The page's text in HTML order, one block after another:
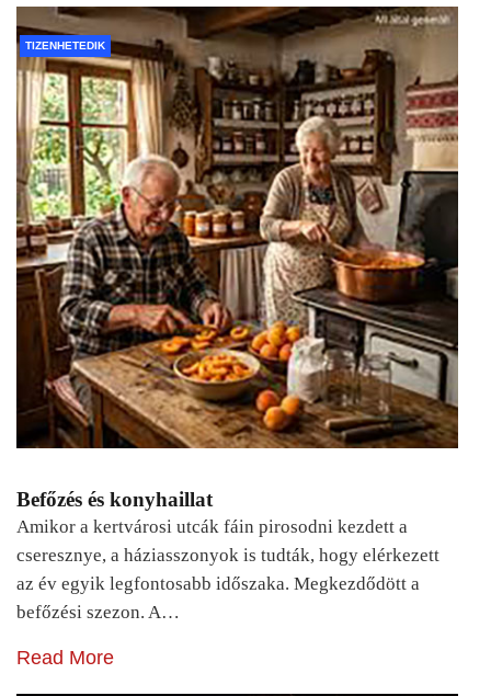
TIZENHETEDIK
Befőzés és konyhaillat
Amikor a kertvárosi utcák fáin pirosodni kezdett a
cseresznye, a háziasszonyok is tudták, hogy elérkezett
az év egyik legfontosabb időszaka. Megkezdődött a
befőzési szezon. A…
Read More